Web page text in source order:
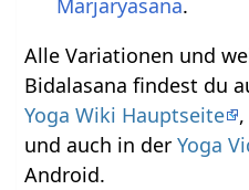
Alle Variationen und
Bidalasana findest du
Yoga Wiki Hauptseite
und auch in derYoga
Android.